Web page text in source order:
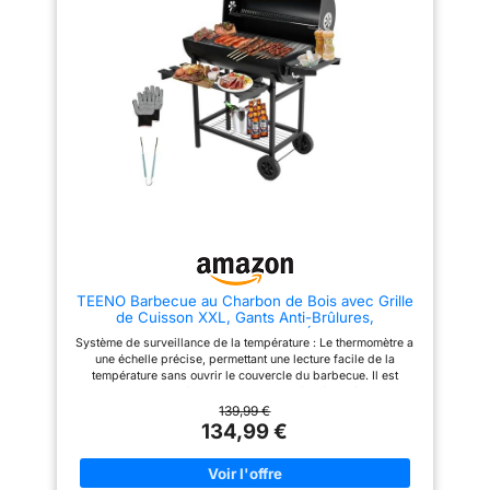
précis sur la viande, le poisson
et les légumes STRUCTURE EN
ACIER RÉSISTANT - Le châssis
en acier avec revêtement par
poudre prévient la corrosion et
assure une grande stabilité ; les
roues robustes facilitent le
déplacement dans le jardin ou
sur la terrasse, faisant de ce
barbecue au charbon portable
un équipement durable
manipulation des aliments ; le
barbecue au charbon est fourni
avec une housse de protection
composants des éléments
extérieurs ENTRETIEN ET
NETTOYAGE SIMPLIFIÉS - Le
rapidement les résidus de
de nettoyer les grilles du
barbecue avec des chiffons non
comprend un thermomètre
intégré pour vérifier la
température de cuisson, 4
évents réglables pour contrôler
l'apport d'oxygène et, combiné
à la plaque de charbon de bois
réglable en hauteur, vous
pouvez facilement régler la
puissance du feu pour maîtriser
la température de cuisson ! 🥩
Robuste et stable : le barbecue
au charbon de bois est fabriqué
pulvérisation de poudre à haute
efficacement empêcher la
rouille. Le gril est relativement
recommandé de le faire à deux,
et le temps de montage est
estimé à 30 minutes. 🥩
équipé de poignées en acier
épaisses pour un déplacement
facile, de 4 crochets pour un
TEENO Barbecue au Charbon de Bois avec Grille
de Cuisson XXL, Gants Anti-Brûlures,
Thermomètre, Tiroir à Cendres, Évent Réglable,
Grand Barbecue (Basic)
Système de surveillance de la température : Le thermomètre a
une échelle précise, permettant une lecture facile de la
température sans ouvrir le couvercle du barbecue. Il est
ajustant la vanne d'air et le couvercle de la cheminée, ce qui
permet d'accélérer ou de ralentir le processus de cuisson
Système de surveillance de la température : Le thermomètre a
une échelle précise, permettant une lecture facile de la
température sans ouvrir le couvercle du barbecue.Il est
139,99 €
134,99 €